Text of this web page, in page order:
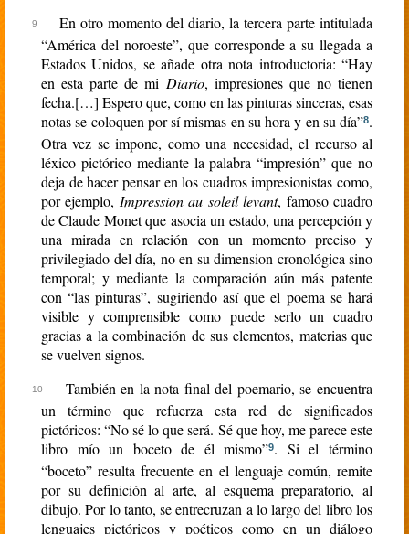
En otro momento del diario, la tercera parte intitulada
“América del noroeste”, que corresponde a su llegada a
Estados Unidos, se añade otra nota introductoria: “Hay
en esta parte de mi Diario, impresiones que no tienen
fecha.[…] Espero que, como en las pinturas sinceras, esas
notas se coloquen por sí mismas en su hora y en su día”8.
Otra vez se impone, como una necesidad, el recurso al
léxico pictórico mediante la palabra “impresión” que no
deja de hacer pensar en los cuadros impresionistas como,
por ejemplo, Impression au soleil levant, famoso cuadro
de Claude Monet que asocia un estado, una percepción y
una mirada en relación con un momento preciso y
privilegiado del día, no en su dimension cronológica sino
temporal; y mediante la comparación aún más patente
con “las pinturas”, sugiriendo así que el poema se hará
visible y comprensible como puede serlo un cuadro
gracias a la combinación de sus elementos, materias que
se vuelven signos.
También en la nota final del poemario, se encuentra
un término que refuerza esta red de significados
pictóricos: “No sé lo que será. Sé que hoy, me parece este
libro mío un boceto de él mismo”9. Si el término
“boceto” resulta frecuente en el lenguaje común, remite
por su definición al arte, al esquema preparatorio, al
dibujo. Por lo tanto, se entrecruzan a lo largo del libro los
lenguajes pictóricos y poéticos como en un diálogo